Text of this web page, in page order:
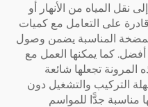
نقل المياه من الأنهار أو
على التعامل مع كميات
المضخة المناسبة يضمن وصول
كما يمكنها العمل مع
المرونة تجعلها شائعة
التركيب والتشغيل دون
مناسبة جدًّا للمواسم